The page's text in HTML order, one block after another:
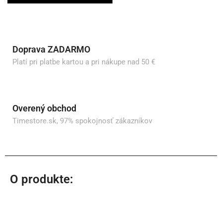
Doprava ZADARMO
Platí pri platbe kartou a pri nákupe nad 50 €
Overený obchod
Timestore.sk, 97% spokojnosť zákazníkov
O produkte: